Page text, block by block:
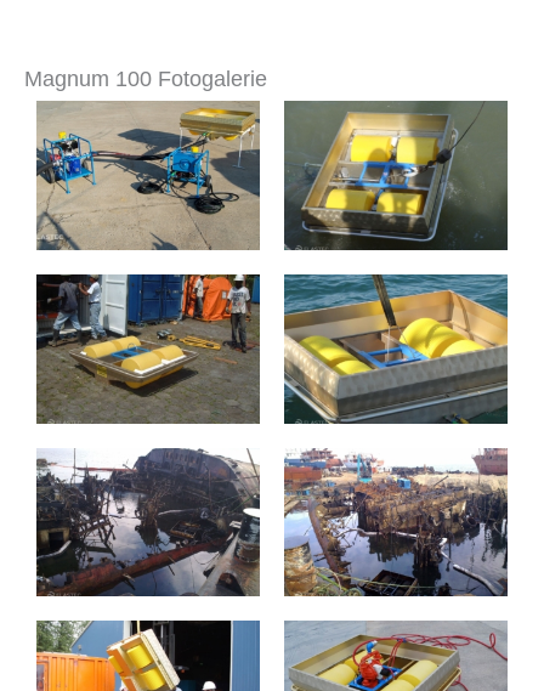
Magnum 100 Fotogalerie